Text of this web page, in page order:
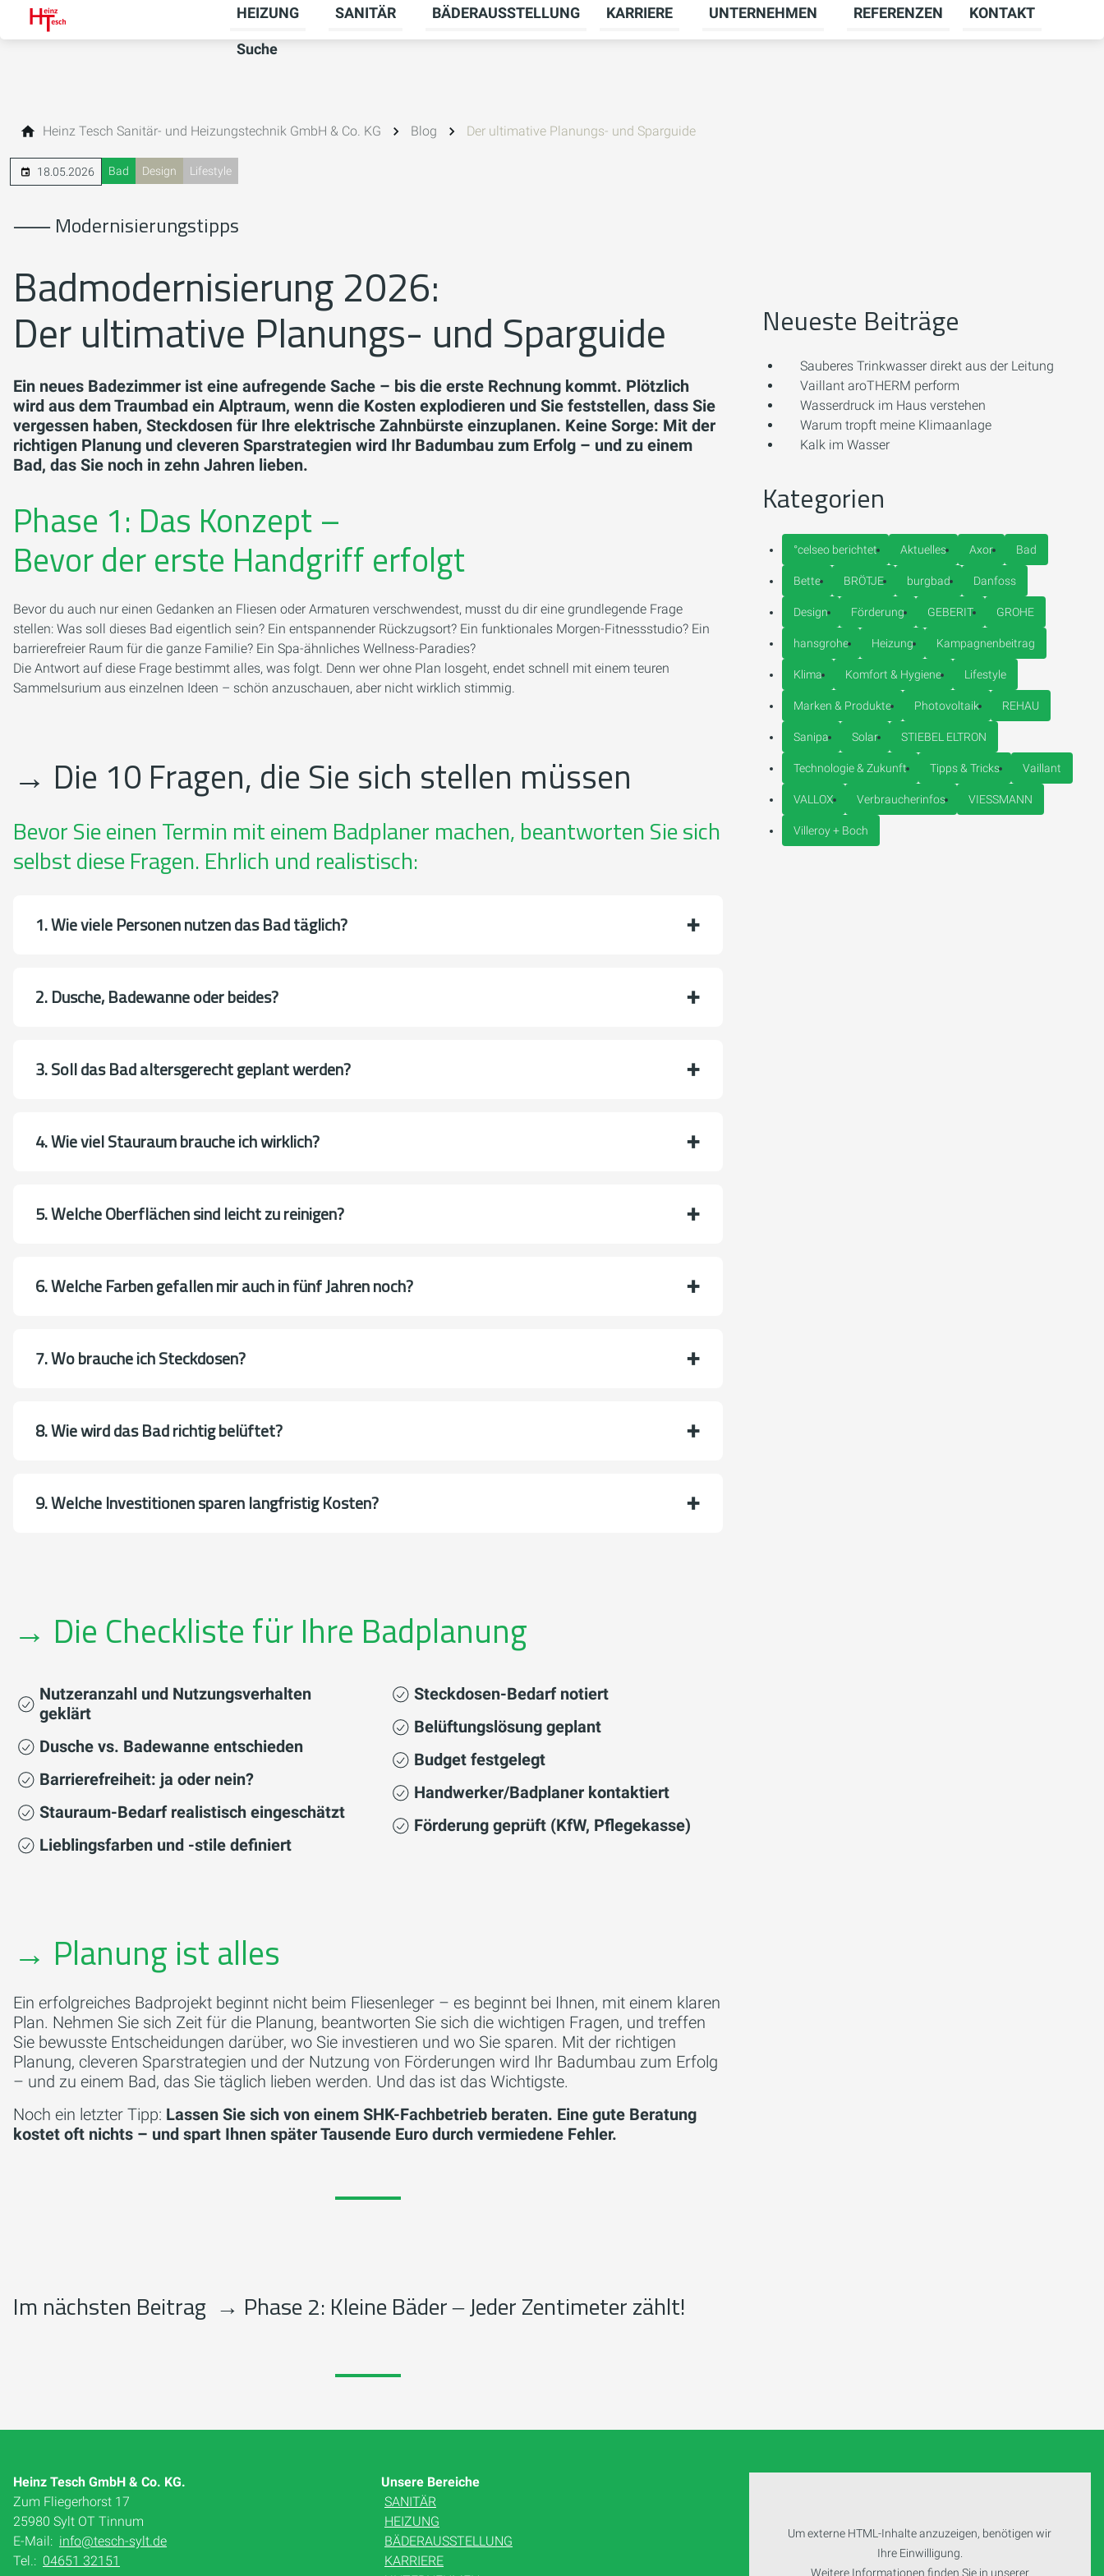
HEIZUNG
Untermenü für HEIZUNG umschalten
SANITÄR
Untermenü für SANITÄR umschalten
BÄDERAUSSTELLUNG KARRIERE
Untermenü für KARRIERE umschalten
UNTERNEHMEN
Untermenü für UNTERNEHMEN
REFERENZEN KONTAKT
Suche
Heinz Tesch Sanitär- und Heizungstechnik GmbH & Co. KG Blog Der ultimative Planungs- und Sparguide
18.05.2026 Bad Design Lifestyle
⸺ Modernisierungstipps
Badmodernisierung 2026:
Der ultimative Planungs- und Sparguide
Ein neues Badezimmer ist eine aufregende Sache – bis die erste Rechnung kommt. Plötzlich
wird aus dem Traumbad ein Alptraum, wenn die Kosten explodieren und Sie feststellen, dass Sie
vergessen haben, Steckdosen für Ihre elektrische Zahnbürste einzuplanen. Keine Sorge: Mit der
richtigen Planung und cleveren Sparstrategien wird Ihr Badumbau zum Erfolg – und zu einem
Bad, das Sie noch in zehn Jahren lieben.
Phase 1: Das Konzept –
Bevor der erste Handgriff erfolgt
Bevor du auch nur einen Gedanken an Fliesen oder Armaturen verschwendest, musst du dir eine grundlegende Frage
stellen: Was soll dieses Bad eigentlich sein? Ein entspannender Rückzugsort? Ein funktionales Morgen-Fitnessstudio? Ein
barrierefreier Raum für die ganze Familie? Ein Spa-ähnliches Wellness-Paradies?
Die Antwort auf diese Frage bestimmt alles, was folgt. Denn wer ohne Plan losgeht, endet schnell mit einem teuren
Sammelsurium aus einzelnen Ideen – schön anzuschauen, aber nicht wirklich stimmig.
→ Die 10 Fragen, die Sie sich stellen müssen
Bevor Sie einen Termin mit einem Badplaner machen, beantworten Sie sich
selbst diese Fragen. Ehrlich und realistisch:
1. Wie viele Personen nutzen das Bad täglich?
2. Dusche, Badewanne oder beides?
3. Soll das Bad altersgerecht geplant werden?
4. Wie viel Stauraum brauche ich wirklich?
5. Welche Oberflächen sind leicht zu reinigen?
6. Welche Farben gefallen mir auch in fünf Jahren noch?
7. Wo brauche ich Steckdosen?
8. Wie wird das Bad richtig belüftet?
9. Welche Investitionen sparen langfristig Kosten?
→ Die Checkliste für Ihre Badplanung
Nutzeranzahl und Nutzungsverhalten
geklärt
Dusche vs. Badewanne entschieden
Barrierefreiheit: ja oder nein?
Stauraum-Bedarf realistisch eingeschätzt
Lieblingsfarben und -stile definiert
Steckdosen-Bedarf notiert
Belüftungslösung geplant
Budget festgelegt
Handwerker/Badplaner kontaktiert
Förderung geprüft (KfW, Pflegekasse)
→ Planung ist alles
Ein erfolgreiches Badprojekt beginnt nicht beim Fliesenleger – es beginnt bei Ihnen, mit einem klaren
Plan. Nehmen Sie sich Zeit für die Planung, beantworten Sie sich die wichtigen Fragen, und treffen
Sie bewusste Entscheidungen darüber, wo Sie investieren und wo Sie sparen. Mit der richtigen
Planung, cleveren Sparstrategien und der Nutzung von Förderungen wird Ihr Badumbau zum Erfolg
– und zu einem Bad, das Sie täglich lieben werden. Und das ist das Wichtigste.
Noch ein letzter Tipp: Lassen Sie sich von einem SHK-Fachbetrieb beraten. Eine gute Beratung
kostet oft nichts – und spart Ihnen später Tausende Euro durch vermiedene Fehler.
Im nächsten Beitrag → Phase 2: Kleine Bäder ‒ Jeder Zentimeter zählt!
Neueste Beiträge
Sauberes Trinkwasser direkt aus der Leitung
Vaillant aroTHERM perform
Wasserdruck im Haus verstehen
Warum tropft meine Klimaanlage
Kalk im Wasser
Kategorien
°celseo berichtet Aktuelles Axor Bad
Bette BRÖTJE burgbad Danfoss
Design Förderung GEBERIT GROHE
hansgrohe Heizung Kampagnenbeitrag
Klima Komfort & Hygiene Lifestyle
Marken & Produkte Photovoltaik REHAU
Sanipa Solar STIEBEL ELTRON
Technologie & Zukunft Tipps & Tricks Vaillant
VALLOX Verbraucherinfos VIESSMANN
Villeroy + Boch
Heinz Tesch GmbH & Co. KG.
Zum Fliegerhorst 17
25980 Sylt OT Tinnum
E-Mail: info@tesch-sylt.de
Tel.: 04651 32151
Unsere Bereiche
SANITÄR
HEIZUNG
BÄDERAUSSTELLUNG
KARRIERE
Um externe HTML-Inhalte anzuzeigen, benötigen wir
Ihre Einwilligung.
Weitere Informationen finden Sie in unserer